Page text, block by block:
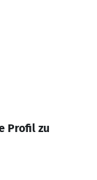
Profil zu